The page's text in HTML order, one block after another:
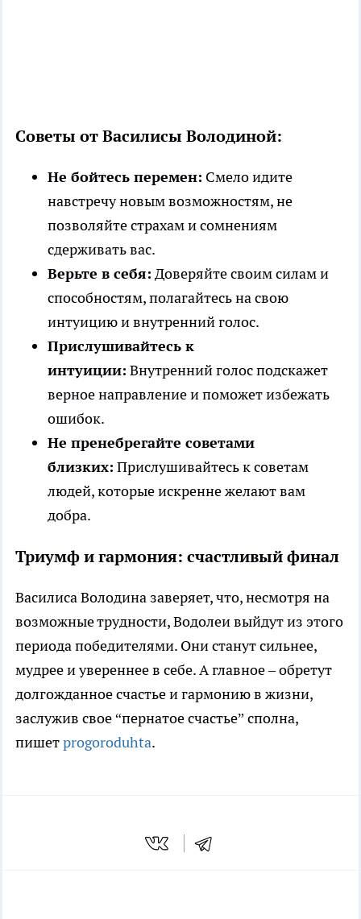
Советы от Василисы Володиной:
Не бойтесь перемен: Смело идите
навстречу новым возможностям, не
позволяйте страхам и сомнениям
сдерживать вас.
Верьте в себя: Доверяйте своим силам и
способностям, полагайтесь на свою
интуицию и внутренний голос.
Прислушивайтесь к
интуиции: Внутренний голос подскажет
верное направление и поможет избежать
ошибок.
Не пренебрегайте советами
близких: Прислушивайтесь к советам
людей, которые искренне желают вам
добра.
Триумф и гармония: счастливый финал
Василиса Володина заверяет, что, несмотря на
возможные трудности, Водолеи выйдут из этого
периода победителями. Они станут сильнее,
мудрее и увереннее в себе. А главное – обретут
долгожданное счастье и гармонию в жизни,
заслужив свое “пернатое счастье” сполна,
пишетprogoroduhta.